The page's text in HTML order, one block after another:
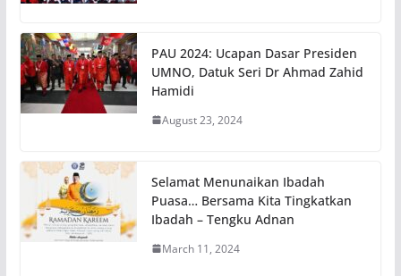
PAU 2024: Ucapan Dasar Presiden
UMNO, Datuk Seri Dr Ahmad Zahid
Hamidi
August 23, 2024
Selamat Menunaikan Ibadah
Puasa… Bersama Kita Tingkatkan
Ibadah – Tengku Adnan
March 11, 2024